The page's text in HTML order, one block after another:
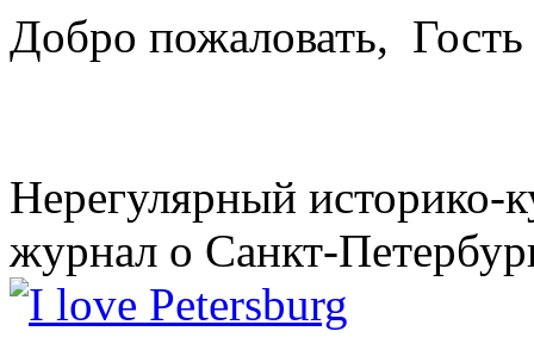
Добро пожаловать, Гость
Нерегулярный историко-
журнал о Санкт-